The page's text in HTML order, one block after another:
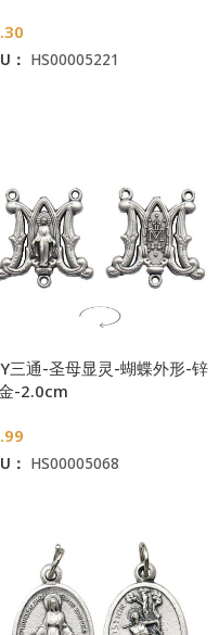
： HS00005221
三通-圣母显灵-蝴蝶外形-锌
-2.0cm
： HS00005068